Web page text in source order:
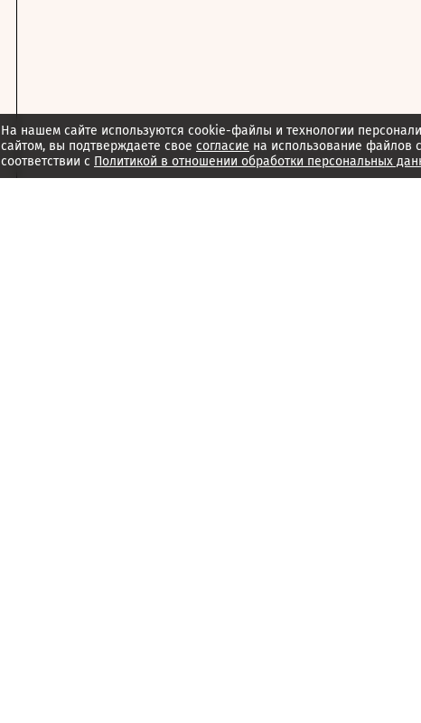
На нашем сайте используются cookie-файлы и технологии
сайтом, вы подтверждаете свое согласие на использование файлов
соответствии с Политикой в отношении обработки персональных